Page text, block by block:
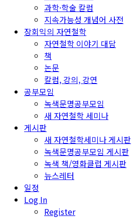
과학·학술 칼럼
지속가능성 개념어 사전
장회익의 자연철학
자연철학 이야기 대담
책
논문
칼럼, 강의, 강연
공부모임
녹색문명공부모임
새 자연철학 세미나
게시판
새 자연철학세미나 게시판
녹색문명공부모임 게시판
녹색 책/영화클럽 게시판
뉴스레터
일정
Log In
Register